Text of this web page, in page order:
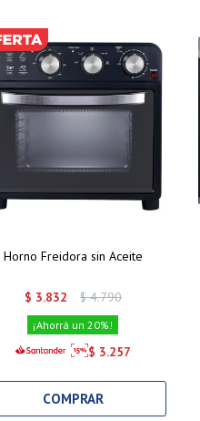
Horno Freidora sin Aceite
$ 3.832 $ 4.790
20
$ 3.257